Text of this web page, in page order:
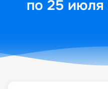
по 25 июля